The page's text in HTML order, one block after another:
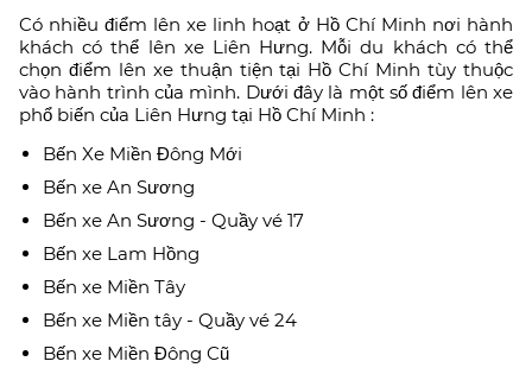
Có nhiều điểm lên xe linh hoạt ở Hồ Chí Minh nơi hành
khách có thể lên xe Liên Hưng. Mỗi du khách có thể
chọn điểm lên xe thuận tiện tại Hồ Chí Minh tùy thuộc
vào hành trình của mình. Dưới đây là một số điểm lên xe
phổ biến của Liên Hưng tại Hồ Chí Minh :
Bến Xe Miền Đông Mới
Bến xe An Sương
Bến xe An Sương - Quầy vé 17
Bến xe Lam Hồng
Bến xe Miền Tây
Bến xe Miền tây - Quầy vé 24
Bến xe Miền Đông Cũ